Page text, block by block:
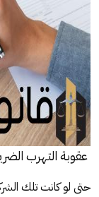
عقوبة التهرب
حتى لو كانت تلك